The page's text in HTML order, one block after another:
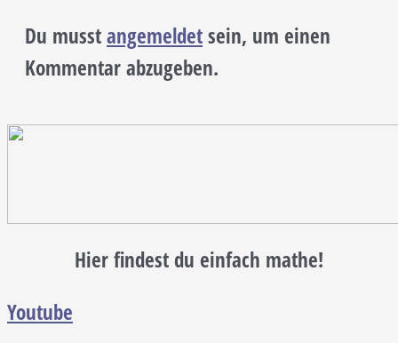
Du musstangemeldetsein, um einen
Kommentar abzugeben.
Hier findest du einfach mathe!
Youtube